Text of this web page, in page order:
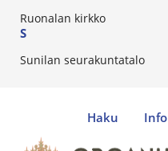
Ruonalan kirkko
S
Sunilan seurakuntatalo
Haku Info